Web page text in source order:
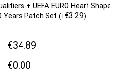
+ UEFA EURO Heart Shape
Years Patch Set(+€3.29)
€34.89
€0.00